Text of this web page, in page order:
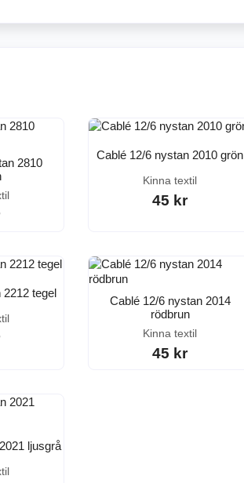
2810
Cablé 12/6 nystan 2010 grön
Kinna textil
45 kr
tegel
Cablé 12/6 nystan 2014
rödbrun
Kinna textil
45 kr
ljusgrå